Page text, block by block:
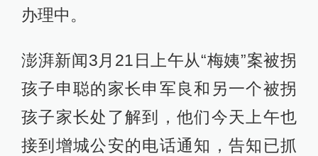
办理中。
澎湃新闻3月21日上午从“梅姨”案被拐
孩子申聪的家长申军良和另一个被拐
孩子家长处了解到，他们今天上午也
接到增城公安的电话通知，告知已抓